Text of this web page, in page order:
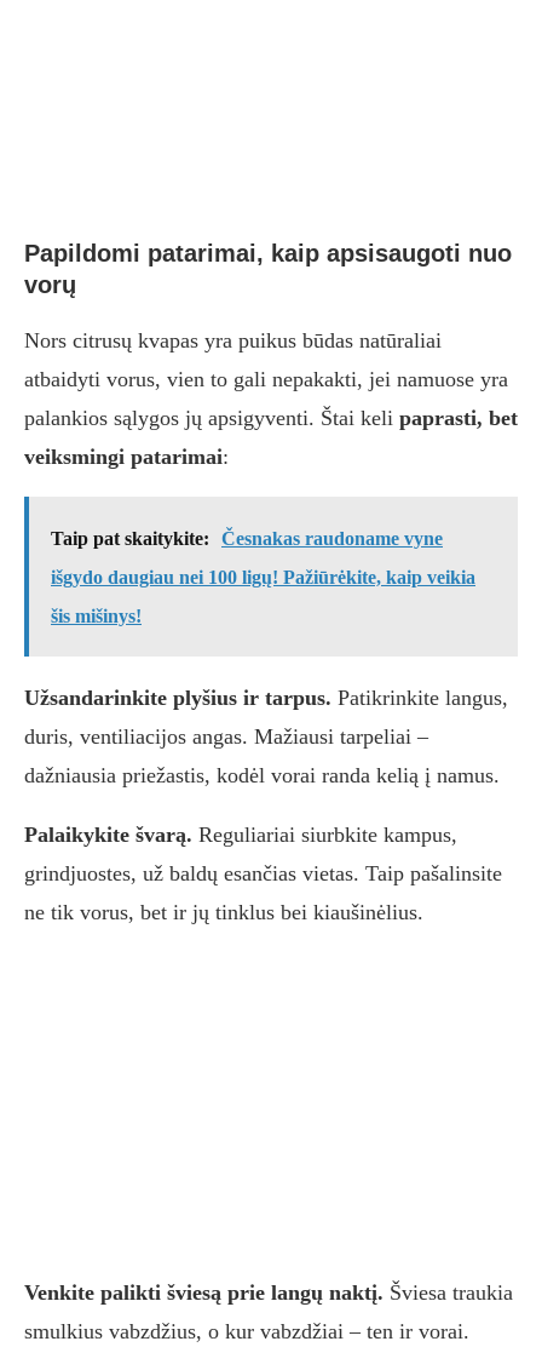
Papildomi patarimai, kaip apsisaugoti nuo
vorų
Nors citrusų kvapas yra puikus būdas natūraliai
atbaidyti vorus, vien to gali nepakakti, jei namuose yra
palankios sąlygos jų apsigyventi. Štai keli paprasti, bet
veiksmingi patarimai:
Taip pat skaitykite:
Česnakas raudoname vyne
išgydo daugiau nei 100 ligų! Pažiūrėkite, kaip veikia
šis mišinys!
Užsandarinkite plyšius ir tarpus. Patikrinkite langus,
duris, ventiliacijos angas. Mažiausi tarpeliai –
dažniausia priežastis, kodėl vorai randa kelią į namus.
Palaikykite švarą. Reguliariai siurbkite kampus,
grindjuostes, už baldų esančias vietas. Taip pašalinsite
ne tik vorus, bet ir jų tinklus bei kiaušinėlius.
Venkite palikti šviesą prie langų naktį. Šviesa traukia
smulkius vabzdžius, o kur vabzdžiai – ten ir vorai.